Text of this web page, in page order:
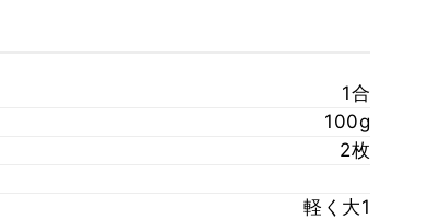
1合
100g
2枚
軽く大1